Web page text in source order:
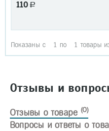
110 a
Показаны с 1 по 1 товары
Отзывы и
Отзывы о товаре (0)
Вопросы и ответы о